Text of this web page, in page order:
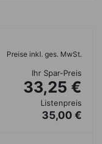
Preise inkl. ges. MwSt.
Ihr Spar-Preis
33,25 €
Listenpreis
35,00 €